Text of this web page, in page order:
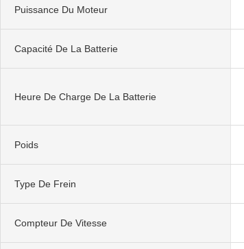
Puissance Du Moteur
Capacité De La Batterie
Heure De Charge De La Batterie
Poids
Type De Frein
Compteur De Vitesse